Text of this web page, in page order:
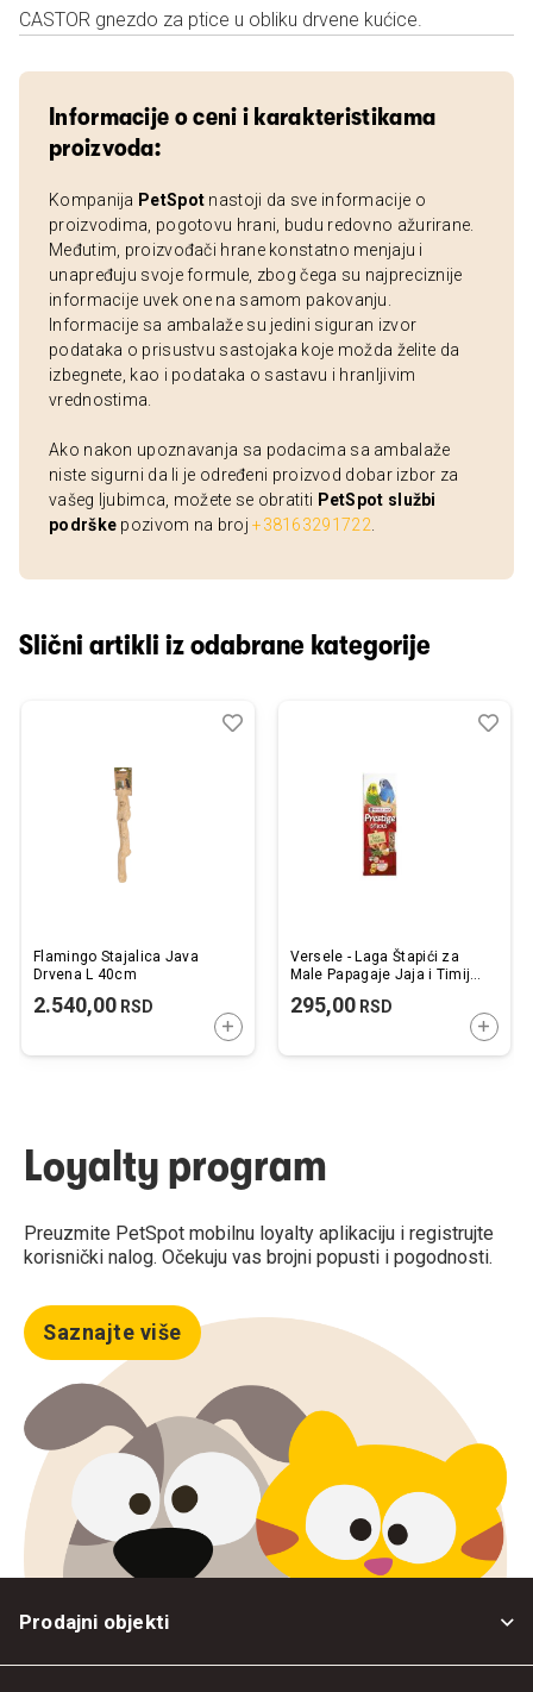
CASTOR gnezdo za ptice u obliku drvene kućice.
Informacije o ceni i karakteristikama
proizvoda:
Kompanija PetSpot nastoji da sve informacije o
proizvodima, pogotovu hrani, budu redovno ažurirane.
Međutim, proizvođači hrane konstatno menjaju i
unapređuju svoje formule, zbog čega su najpreciznije
informacije uvek one na samom pakovanju.
Informacije sa ambalaže su jedini siguran izvor
podataka o prisustvu sastojaka koje možda želite da
izbegnete, kao i podataka o sastavu i hranljivim
vrednostima.
Ako nakon upoznavanja sa podacima sa ambalaže
niste sigurni da li je određeni proizvod dobar izbor za
vašeg ljubimca, možete se obratiti PetSpot službi
podrške pozivom na broj+38163291722
Slični artikli iz odabrane kategorije
Flamingo Stajalica Java
Drvena L 40cm
2.540,00 RSD
DODAJTE U KORPU
Dodaj
Uporedi
Versele - Laga Štapići za
Male Papagaje Jaja i Timijan
295,00RSD
Loyalty program
Preuzmite PetSpot mobilnu loyalty aplikaciju i registrujte
korisnički nalog. Očekuju vas brojni popusti i pogodnosti.
Saznajte više
Prodajni objekti